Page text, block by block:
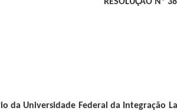
da Universidade Federal da Integração